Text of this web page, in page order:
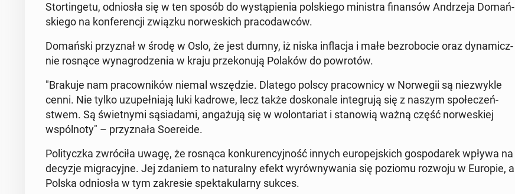
Stor­tin­ge­tu, od­nio­sła się w ten sposób do wy­stą­pie­nia pol­skie­go mi­ni­stra fi­nan­sów An­drze­ja Do­mań­
skie­go na kon­fe­ren­cji związku nor­we­skich pra­co­daw­ców.
Do­mań­ski przy­znał w środę w Oslo, że jest dumny, iż niska in­fla­cja i małe bez­ro­bo­cie oraz dy­na­micz­
nie rosnące wy­na­gro­dze­nia w kraju prze­ko­nu­ją Polaków do po­wro­tów.
"Brakuje nam pra­cow­ni­ków niemal wszę­dzie. Dlatego polscy pra­cow­ni­cy w Nor­we­gii są nie­zwy­kle
cenni. Nie tylko uzu­peł­nia­ją luki kadrowe, lecz także do­sko­na­le in­te­gru­ją się z naszym spo­łe­czeń­
stwem. Są świet­ny­mi są­sia­da­mi, an­ga­żu­ją się w wo­lon­ta­riat i sta­no­wią ważną część nor­we­skiej
wspól­no­ty" – przy­zna­ła So­ere­ide.
Po­li­tycz­ka zwró­ci­ła uwagę, że rosnąca kon­ku­ren­cyj­ność innych eu­ro­pej­skich go­spo­da­rek wpływa na
decyzje mi­gra­cyj­ne. Jej zdaniem to na­tu­ral­ny efekt wy­rów­ny­wa­nia się poziomu rozwoju w Europie, a
Polska od­nio­sła w tym za­kre­sie spek­ta­ku­lar­ny sukces.